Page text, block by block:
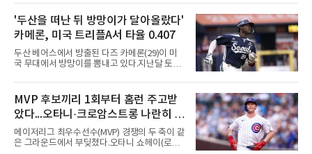
로이트 타이거스의 경기에서 벤치 클리어링이
벌어졌다. 난투극으로 번지지는 않았으나 좌완
게이브 스파이어와 댄 윌슨 시애틀 감독이 퇴장
당했다.발단은 선발이었다. 시애틀 브라이언 우
가 디트로이트 타자를 세 차례 맞혔다. 다만 팔꿈
치 보호대에 맞거나 변화구에 발이 스치는 수준
이어서 치명적이지는 않았다.분위기는 그다음에
리를 맞혔다. 토레스와 시애틀 포수 칼 롤리가 말
을 주고받자 AJ 힌치 디
'두산을 떠난 뒤 방망이가 달아올랐다'
카메론, 미국 트리플A서 타율 0.407
두산 베어스에서 방출된 다즈 카메론(29)이 미
국 무대에서 방망이를 뽐내고 있다.지난달 토론
론은 루키리그 2경기를 거쳐 트리플A 버펄로 바
이슨스로 승격한 뒤 연일 뜨거운 타격감을 보이
고 있다.수치가 압도적이다. 트리플A 15경기에
서 타율 0.407(54타수 22안타), 2홈런, 10타점,
8도루를 기록 중이며 OPS는 1.151에 이른다.
15경기 중 14경기에서 안타를 만들었고 최근 7
경기 연속 안타도 이어갔다.6일(한국시간) 노퍽
MVP 후보끼리 1회부터 홈런 주고받
았다...오타니·크로암스트롱 나란히 홈
런 맞불
메이저리그 최우수선수(MVP) 경쟁의 두 축이 같
은 그라운드에서 부딪쳤다.오타니 쇼헤이(로스